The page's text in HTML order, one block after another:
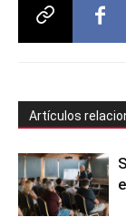
Artículos